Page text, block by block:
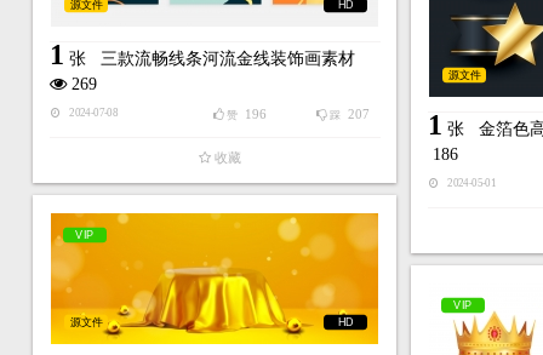
HD
源文件
1 张 三款流畅线条河流金线装饰画素材
269
2024-07-08 踩 207
赞 196
收藏
源文件
1 张 金箔色
186
2024-05-01
VIP
HD
源文件
VIP